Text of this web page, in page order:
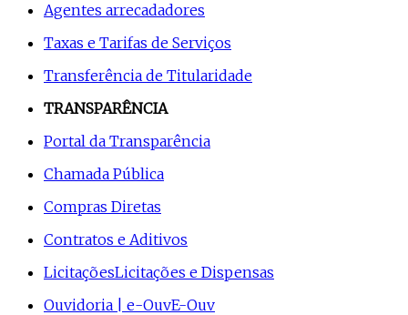
Agentes arrecadadores
Taxas e Tarifas de Serviços
Transferência de Titularidade
TRANSPARÊNCIA
Portal da Transparência
Chamada Pública
Compras Diretas
Contratos e Aditivos
LicitaçõesLicitações e Dispensas
Ouvidoria | e-OuvE-Ouv